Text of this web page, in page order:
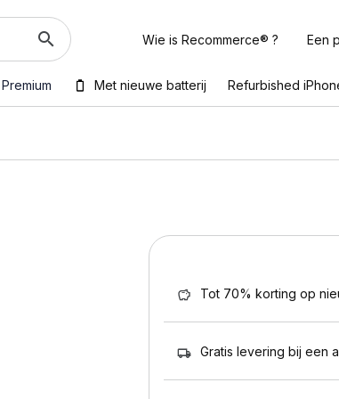
Wie is Recommerce® ? Een
Met nieuwe batterij Refurbished
Tot 70% korting op
Gratis levering bij een